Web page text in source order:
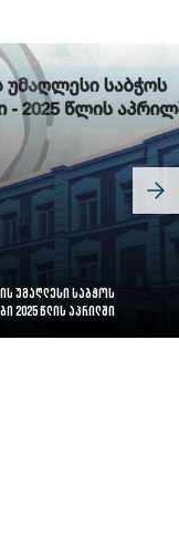
უმაღლესი საბჭოს
2025 წლის აპრილში